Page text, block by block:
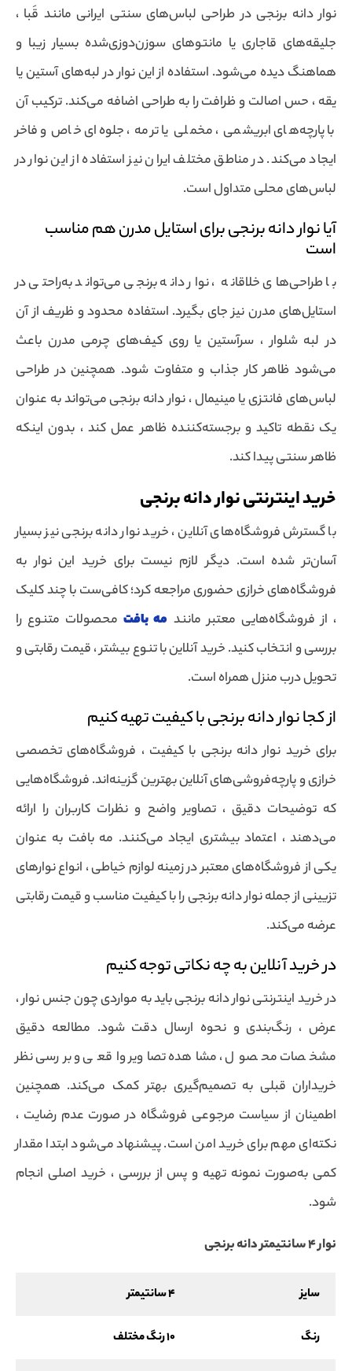
نوار دانه برنجی در طراحی لباس‌های سنتی ایرانی مانند قَبا ،
جلیقه‌های قاجاری یا مانتوهای سوزن‌دوزی‌شده بسیار زیبا و
هماهنگ دیده می‌شود. استفاده از این نوار در لبه‌های آستین یا
یقه ، حس اصالت و ظرافت را به طراحی اضافه می‌کند. ترکیب آن
با پارچه‌های ابریشمی ، مخملی یا ترمه ، جلوه‌ای خاص و فاخر
ایجاد می‌کند. در مناطق مختلف ایران نیز استفاده از این نوار در
لباس‌های محلی متداول است.
آیا نوار دانه برنجی برای استایل مدرن هم مناسب
است
با طراحی‌های خلاقانه ، نوار دانه برنجی می‌تواند به‌راحتی در
استایل‌های مدرن نیز جای بگیرد. استفاده محدود و ظریف از آن
در لبه شلوار ، سرآستین یا روی کیف‌های چرمی مدرن باعث
می‌شود ظاهر کار جذاب و متفاوت شود. همچنین در طراحی
لباس‌های فانتزی یا مینیمال ، نوار دانه برنجی می‌تواند به عنوان
یک نقطه تاکید و برجسته‌کننده ظاهر عمل کند ، بدون اینکه
ظاهر سنتی پیدا کند.
خرید اینترنتی نوار دانه برنجی
با گسترش فروشگاه‌های آنلاین ، خرید نوار دانه برنجی نیز بسیار
آسان‌تر شده است. دیگر لازم نیست برای خرید این نوار به
فروشگاه‌های خرازی حضوری مراجعه کرد؛ کافی‌ست با چند کلیک
، از فروشگاه‌هایی معتبر مانند مه بافتمحصولات متنوع را
بررسی و انتخاب کنید. خرید آنلاین با تنوع بیشتر ، قیمت رقابتی و
تحویل درب منزل همراه است.
از کجا نوار دانه برنجی با کیفیت تهیه کنیم
برای خرید نوار دانه برنجی با کیفیت ، فروشگاه‌های تخصصی
خرازی و پارچه‌فروشی‌های آنلاین بهترین گزینه‌اند. فروشگاه‌هایی
که توضیحات دقیق ، تصاویر واضح و نظرات کاربران را ارائه
می‌دهند ، اعتماد بیشتری ایجاد می‌کنند. مه بافت به عنوان
یکی از فروشگاه‌های معتبر در زمینه لوازم خیاطی ، انواع نوارهای
تزیینی از جمله نوار دانه برنجی را با کیفیت مناسب و قیمت رقابتی
عرضه می‌کند.
در خرید آنلاین به چه نکاتی توجه کنیم
در خرید اینترنتی نوار دانه برنجی باید به مواردی چون جنس نوار ،
عرض ، رنگ‌بندی و نحوه ارسال دقت شود. مطالعه دقیق
مشخصات محصول ، مشاهده تصاویر واقعی و بررسی نظر
خریداران قبلی به تصمیم‌گیری بهتر کمک می‌کند. همچنین
اطمینان از سیاست مرجوعی فروشگاه در صورت عدم رضایت ،
نکته‌ای مهم برای خرید امن است. پیشنهاد می‌شود ابتدا مقدار
کمی به‌صورت نمونه تهیه و پس از بررسی ، خرید اصلی انجام
شود.
نوار 4 سانتیمتر دانه برنجی
سایز 4 سانتیمتر
رنگ 10 رنگ مختلف